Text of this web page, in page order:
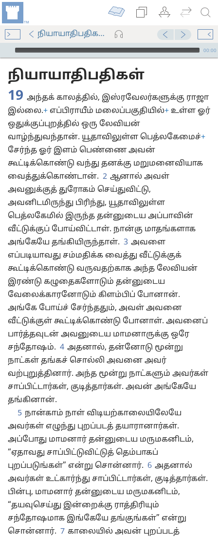
நியாயாதிபதிகள் 19
Audio Player
00:00
நியாயாதிபதிகள்
19 அந்தக் காலத்தில், இஸ்ரவேலர்களுக்கு ராஜா
இல்லை.+ எப்பிராயீம் மலைப்பகுதியில்+ உள்ள ஓர்
ஒதுக்குப்புறத்தில் ஒரு லேவியன்
வாழ்ந்துவந்தான். யூதாவிலுள்ள பெத்லகேமைச்+
சேர்ந்த ஓர் இளம் பெண்ணை அவன்
கூட்டிக்கொண்டு வந்து தனக்கு மறுமனைவியாக
வைத்துக்கொண்டான். 2 ஆனால் அவள்
அவனுக்குத் துரோகம் செய்துவிட்டு,
அவனிடமிருந்து பிரிந்து, யூதாவிலுள்ள
பெத்லகேமில் இருந்த தன்னுடைய அப்பாவின்
வீட்டுக்குப் போய்விட்டாள். நான்கு மாதங்களாக
அங்கேயே தங்கியிருந்தாள். 3 அவளை
எப்படியாவது சம்மதிக்க வைத்து வீட்டுக்குக்
கூட்டிக்கொண்டு வருவதற்காக அந்த லேவியன்
இரண்டு கழுதைகளோடும் தன்னுடைய
வேலைக்காரனோடும் கிளம்பிப் போனான்.
அங்கே போய்ச் சேர்ந்ததும், அவள் அவனை
வீட்டுக்குள் கூட்டிக்கொண்டு போனாள். அவனைப்
பார்த்தவுடன் அவனுடைய மாமனாருக்கு ஒரே
சந்தோஷம். 4 அதனால், தன்னோடு மூன்று
நாட்கள் தங்கச் சொல்லி அவனை அவர்
வற்புறுத்தினார். அந்த மூன்று நாட்களும் அவர்கள்
சாப்பிட்டார்கள், குடித்தார்கள். அவன் அங்கேயே
தங்கினான்.
5 நான்காம் நாள் விடியற்காலையிலேயே
அவர்கள் எழுந்து புறப்படத் தயாரானார்கள்.
அப்போது மாமனார் தன்னுடைய மருமகனிடம்,
“ஏதாவது சாப்பிட்டுவிட்டுத் தெம்பாகப்
புறப்படுங்கள்” என்று சொன்னார். 6 அதனால்
அவர்கள் உட்கார்ந்து சாப்பிட்டார்கள், குடித்தார்கள்.
பின்பு, மாமனார் தன்னுடைய மருமகனிடம்,
“தயவுசெய்து இன்றைக்கு ராத்திரியும்
சந்தோஷமாக இங்கேயே தங்குங்கள்” என்று
சொன்னார். 7 காலையில் அவன் புறப்படத்